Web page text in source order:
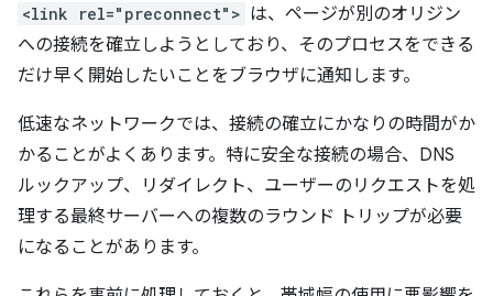
<link rel="preconnect"> は、ページが別のオリジン
への接続を確立しようとしており、そのプロセスをできる
だけ早く開始したいことをブラウザに通知します。
低速なネットワークでは、接続の確立にかなりの時間がか
かることがよくあります。特に安全な接続の場合、DNS
ルックアップ、リダイレクト、ユーザーのリクエストを処
理する最終サーバーへの複数のラウンド トリップが必要
になることがあります。